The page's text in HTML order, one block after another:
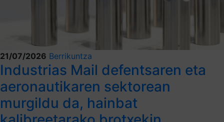
21/07/2026 Berrikuntza
Industrias Mail defentsaren eta
aeronautikaren sektorean
murgildu da, hainbat